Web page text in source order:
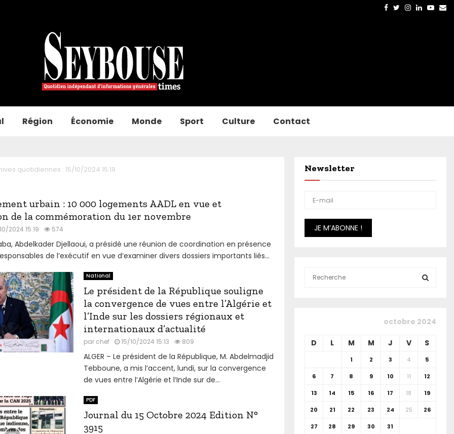
Facebook
Twitter
Instagram
Linkedin
Région Économie Monde Sport Culture Contact
quotidiennes : 15/10/2024 15:19
urbain : 10 000 logements AADL en vue et
de la commémoration du 1er novembre
2024 15:19 574
Abdelkader Djellaoui, a présidé une réunion de coordination en présence
de l’exécutif en vue d’examiner divers dossiers importants liés...
National
Le président de la République souligne
la convergence de vues entre l’Algérie et
l’Inde sur les dossiers régionaux et
internationaux d’actualité
par chef 15/10/2024 15:13 809
ALGER – Le président de la République, M. Abdelmadjid
Tebboune, a mis l’accent, lundi, sur la convergence
de vues entre l’Algérie et l’Inde sur de...
PDF
Journal du 15 Octobre 2024 Edition N°
3915
Newsletter
E
A
R
C
octobre 2024
D L M M J V S
1 2 3 4 5
6 7 8 9 10 11 12
13 14 15 16 17 18 19
20 21 22 23 24 25 26
27 28 29 30 31